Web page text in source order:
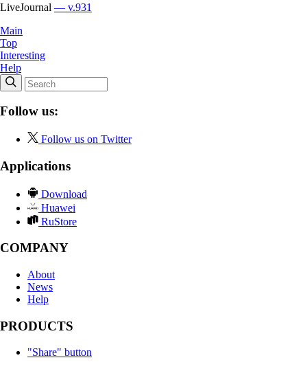
LiveJournal — v.931
Main
Top
Interesting
Help
Follow us:
Follow us on Twitter
Applications
Download
Huawei
RuStore
COMPANY
About
News
Help
PRODUCTS
"Share" button